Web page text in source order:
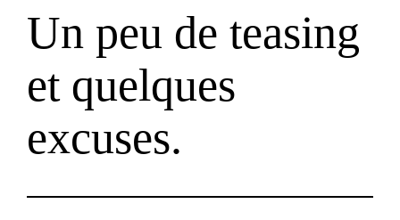
Un peu de teasing
et quelques
excuses.